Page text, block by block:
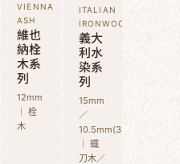
VIENNA
ASH
維也
納栓
木系
列
12mm
｜ 栓
木
ITALIAN
IRONWOOD
義大
利水
染系
列
15mm
／
10.5mm(3D)
｜ 鐵
刀木／